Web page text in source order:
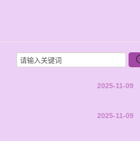
2025-11-09
2025-11-09